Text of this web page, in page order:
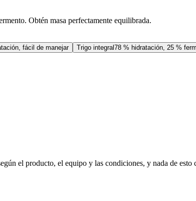
Obtén masa perfectamente equilibrada.
fácil de manejar Trigo integral78 % hidratación, 25 %
el producto, el equipo y las condiciones, y nada de esto